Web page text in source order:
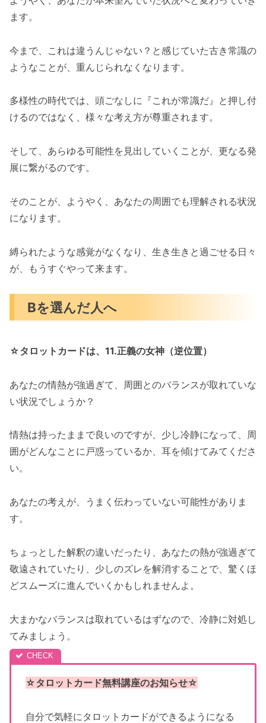
ます。
今まで、これは違うんじゃない？と感じていた古き常識の
ようなことが、重んじられなくなります。
多様性の時代では、頭ごなしに『これが常識だ』と押し付
けるのではなく、様々な考え方が尊重されます。
そして、あらゆる可能性を見出していくことが、更なる発
展に繋がるのです。
そのことが、ようやく、あなたの周囲でも理解される状況
になります。
縛られたような感覚がなくなり、生き生きと過ごせる日々
が、もうすぐやって来ます。
Bを選んだ人へ
☆タロットカードは、11.正義の女神（逆位置）
あなたの情熱が強過ぎて、周囲とのバランスが取れていな
い状況でしょうか？
情熱は持ったままで良いのですが、少し冷静になって、周
囲がどんなことに戸惑っているか、耳を傾けてみてくださ
い。
あなたの考えが、うまく伝わっていない可能性がありま
す。
ちょっとした解釈の違いだったり、あなたの熱が強過ぎて
敬遠されていたり、少しのズレを解消することで、驚くほ
どスムーズに進んでいくかもしれませんよ。
大まかなバランスは取れているはずなので、冷静に対処し
てみましょう。
☆タロットカード無料講座のお知らせ☆
自分で気軽にタロットカードができるようになる